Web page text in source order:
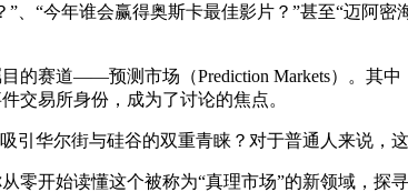
”、“今年谁会赢得奥斯卡最佳影片？”甚至“迈阿
目的赛道——预测市场（Prediction Markets） 。其中
交易所身份，成为了讨论的焦点。
引华尔街与硅谷的双重青睐？对于普通人来说，
零开始读懂这个被称为“真理市场”的新领域，探